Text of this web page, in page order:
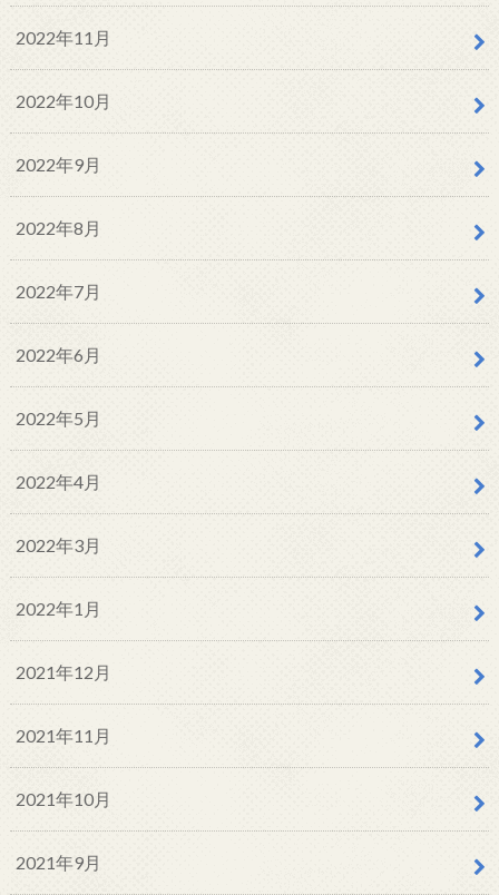
2022年11月
2022年10月
2022年9月
2022年8月
2022年7月
2022年6月
2022年5月
2022年4月
2022年3月
2022年1月
2021年12月
2021年11月
2021年10月
2021年9月